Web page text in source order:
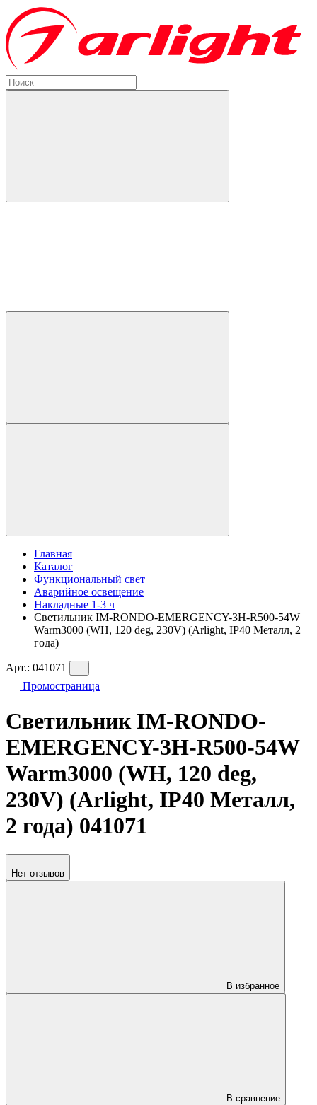
Главная
Каталог
Функциональный свет
Аварийное освещение
Накладные 1-3 ч
Светильник IM-RONDO-EMERGENCY-3H-R500-54W
Warm3000 (WH, 120 deg, 230V) (Arlight, IP40 Металл, 2
года)
Арт.: 041071
Промостраница
Светильник IM-RONDO-
EMERGENCY-3H-R500-54W
Warm3000 (WH, 120 deg,
230V) (Arlight, IP40 Металл,
2 года) 041071
Нет отзывов
В избранное
В сравнение